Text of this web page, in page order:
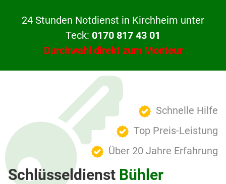
24 Stunden Notdienst in Kirchheim unter
Teck: 0170 817 43 01
Durchwahl direkt zum Monteur
Schnelle Hilfe
Top Preis-Leistung
Über 20 Jahre Erfahrung
Schlüsseldienst Bühler